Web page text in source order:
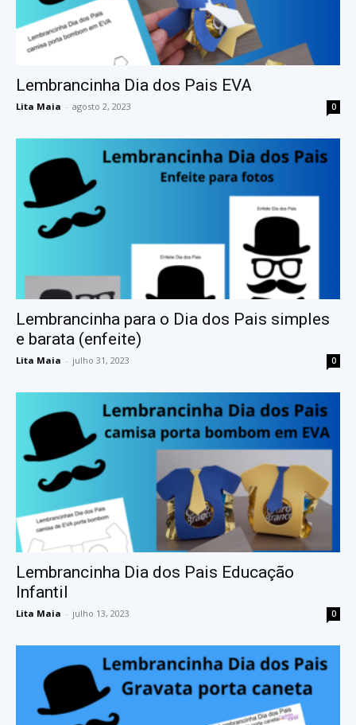
Lembrancinha Dia dos Pais EVA
Lita Maia - agosto 2, 2023 0
Lembrancinha para o Dia dos Pais simples
e barata (enfeite)
Lita Maia - julho 31, 2023 0
Lembrancinha Dia dos Pais Educação
Infantil
Lita Maia - julho 13, 2023 0